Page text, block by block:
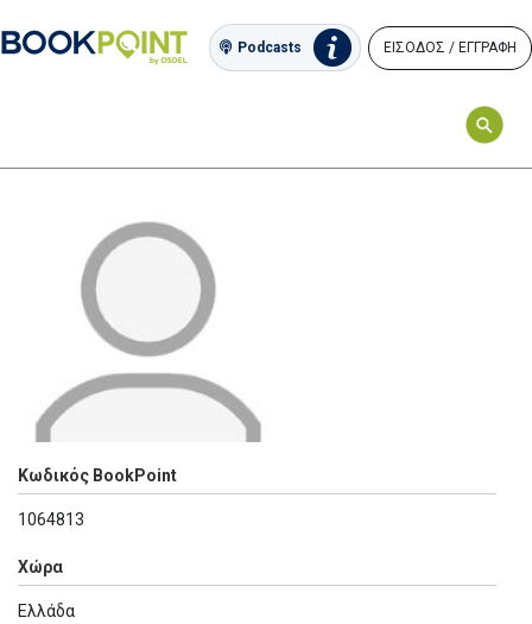
Podcasts ΕΙΣΟΔΟΣ / ΕΓΓΡΑΦΗ
Κωδικός BookPoint
1064813
Χώρα
Ελλάδα